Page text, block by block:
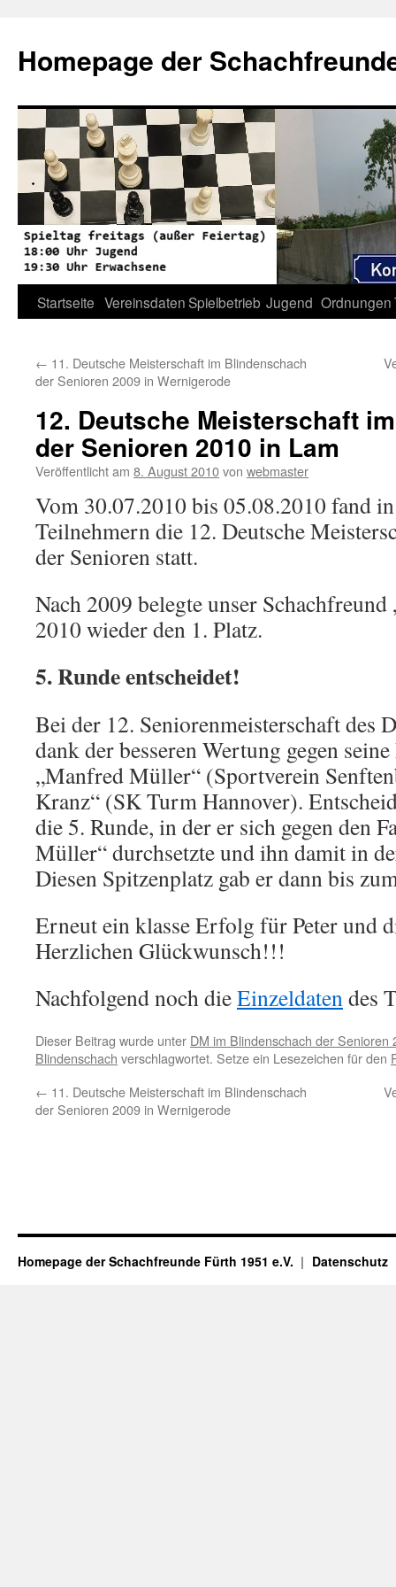
springen
Homepage der
Startseite VereinsdatenSpielbetrieb Jugend Ordnungen
← 11. Deutsche Meisterschaft im Blindenschach
der Senioren 2009 in Wernigerode
12. Deutsche Meisterschaft
der Senioren 2010 in Lam
Veröffentlicht am 8. August 2010von webmaster
Vom 30.07.2010 bis 05.08.2010 fand
Teilnehmern die 12. Deutsche
der Senioren statt.
Nach 2009 belegte unser Schachfreund
2010 wieder den 1. Platz.
5. Runde entscheidet!
Bei der 12. Seniorenmeisterschaft des
dank der besseren Wertung gegen
„Manfred Müller“ (Sportverein
Kranz“ (SK Turm Hannover).
die 5. Runde, in der er sich gegen den
Müller“ durchsetzte und ihn damit in
Diesen Spitzenplatz gab er dann bis
Erneut ein klasse Erfolg für Peter und
Herzlichen Glückwunsch!!!
Nachfolgend noch dieEinzeldatendes
Dieser Beitrag wurde unter DM im Blindenschach der Senioren
Blindenschach verschlagwortet. Setze ein Lesezeichen für den
← 11. Deutsche Meisterschaft im Blindenschach
der Senioren 2009 in Wernigerode
Homepage der Schachfreunde Fürth 1951 e.V. Datenschutz